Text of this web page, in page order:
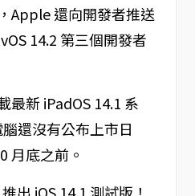
Apple 還向開發者推送
14.2 第三個開發者
最新 iPadOS 14.1 系
還沒有公布上市日
月底之前。